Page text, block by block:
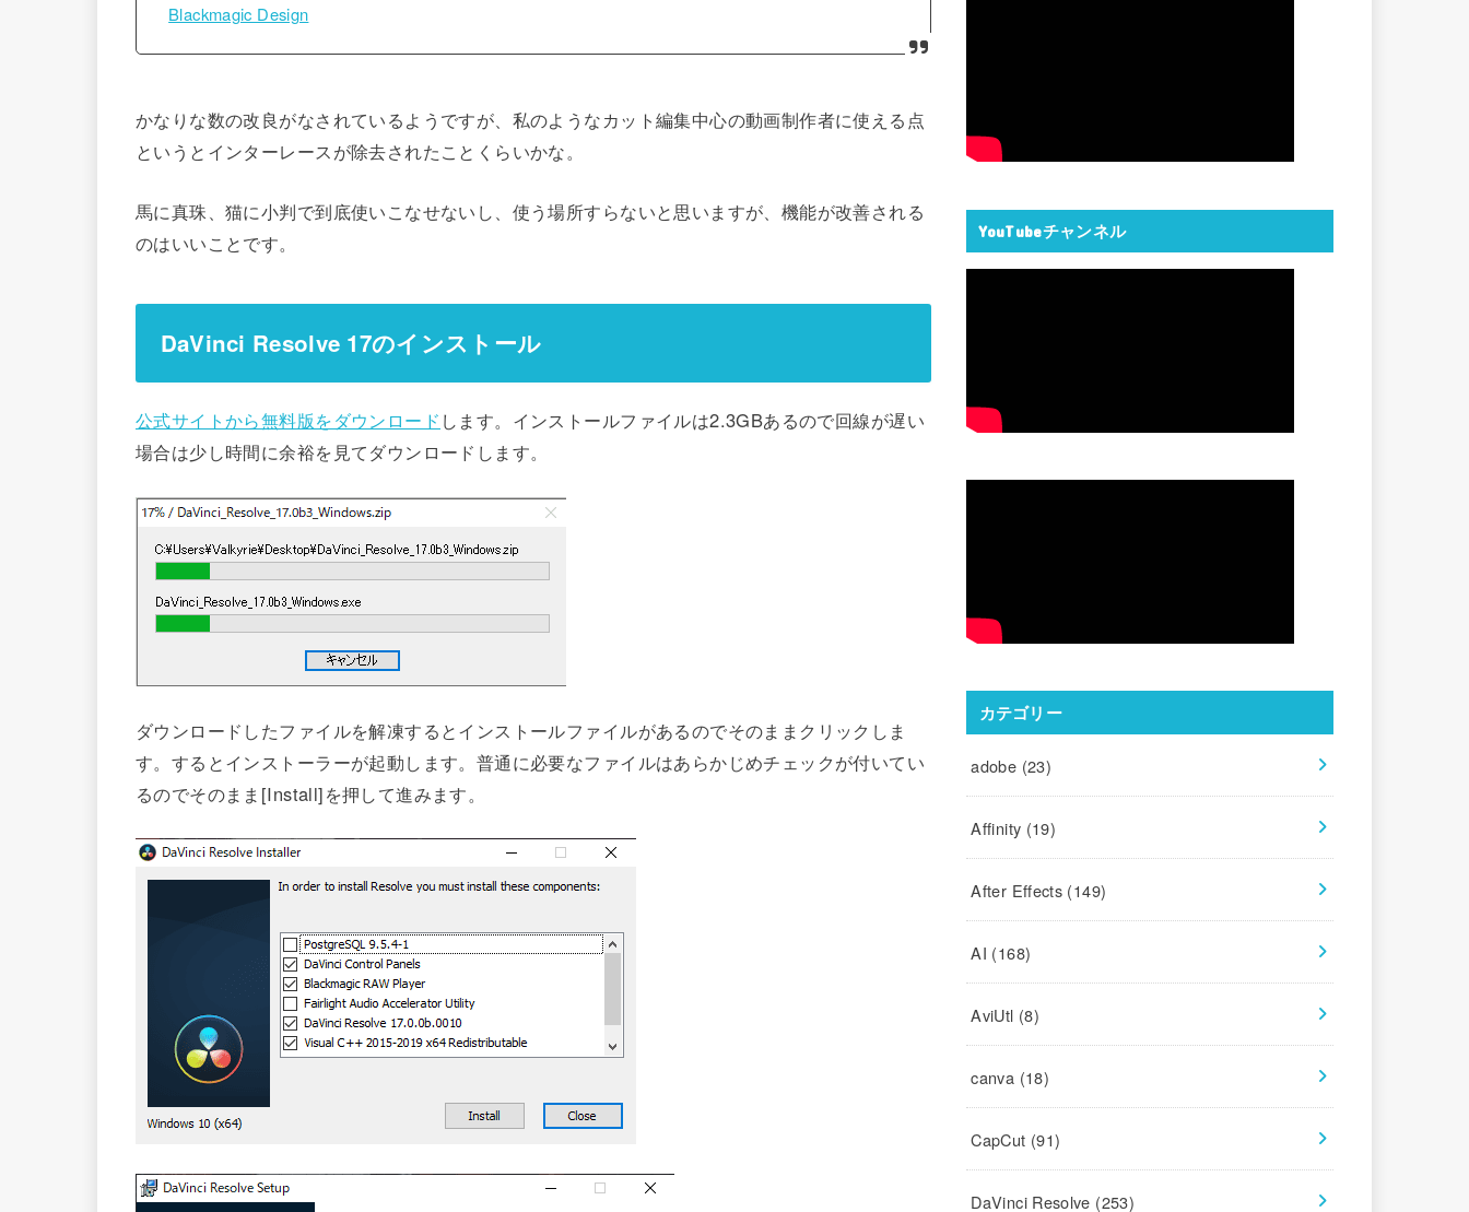
Blackmagic Design
かなりな数の改良がなされているようですが、私のようなカット編集中心の動画制作者に使える点
というとインターレースが除去されたことくらいかな。
馬に真珠、猫に小判で到底使いこなせないし、使う場所すらないと思いますが、機能が改善される
のはいいことです。
DaVinci Resolve 17のインストール
公式サイトから無料版をダウンロード します。インストールファイルは2.3GBあるので回線が遅い
場合は少し時間に余裕を見てダウンロードします。
ダウンロードしたファイルを解凍するとインストールファイルがあるのでそのままクリックしま
す。するとインストーラーが起動します。普通に必要なファイルはあらかじめチェックが付いてい
るのでそのまま[Install]を押して進みます。
YouTubeチャンネル
カテゴリー
adobe (23)
Affinity (19)
After Effects (149)
AI (168)
AviUtl (8)
canva (18)
CapCut (91)
DaVinci Resolve (253)